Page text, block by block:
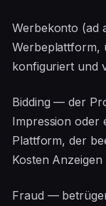
Werbekonto (ad
Werbeplattform,
konfiguriert und
Bidding — der
Impression oder
Plattform, der
Kosten
Fraud —